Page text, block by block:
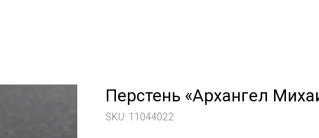
Перстень «Архангел
SKU: 11044022